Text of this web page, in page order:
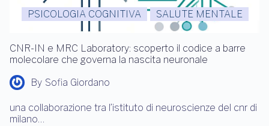
PSICOLOGIA COGNITIVA SALUTE MENTALE
CNR-IN e MRC Laboratory: scoperto il codice a barre
molecolare che governa la nascita neuronale
By Sofia Giordano
una collaborazione tra l’istituto di neuroscienze del cnr di
milano…